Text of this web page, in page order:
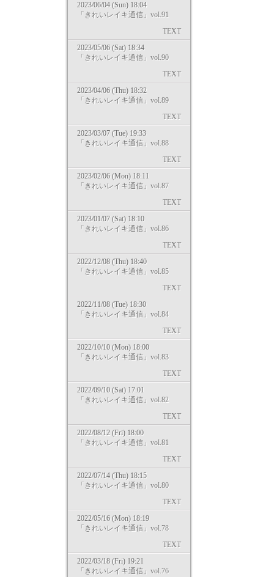
2023/06/04 (Sun) 18:04
「きれいレイキ通信」vol.91
TEXT
2023/05/06 (Sat) 18:34
「きれいレイキ通信」vol.90
TEXT
2023/04/06 (Thu) 18:32
「きれいレイキ通信」vol.89
TEXT
2023/03/07 (Tue) 19:33
「きれいレイキ通信」vol.88
TEXT
2023/02/06 (Mon) 18:11
「きれいレイキ通信」vol.87
TEXT
2023/01/07 (Sat) 18:10
「きれいレイキ通信」vol.86
TEXT
2022/12/08 (Thu) 18:40
「きれいレイキ通信」vol.85
TEXT
2022/11/08 (Tue) 18:30
「きれいレイキ通信」vol.84
TEXT
2022/10/10 (Mon) 18:00
「きれいレイキ通信」vol.83
TEXT
2022/09/10 (Sat) 17:01
「きれいレイキ通信」vol.82
TEXT
2022/08/12 (Fri) 18:00
「きれいレイキ通信」vol.81
TEXT
2022/07/14 (Thu) 18:15
「きれいレイキ通信」vol.80
TEXT
2022/05/16 (Mon) 18:19
「きれいレイキ通信」vol.78
TEXT
2022/03/18 (Fri) 19:21
「きれいレイキ通信」vol.76